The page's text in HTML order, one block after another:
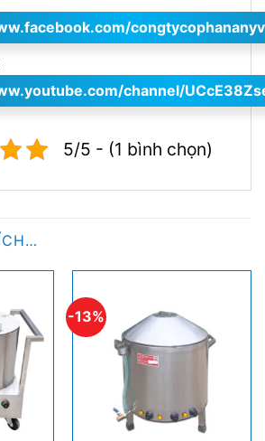
channel/
5/5 - (1 bình chọn)
-13%